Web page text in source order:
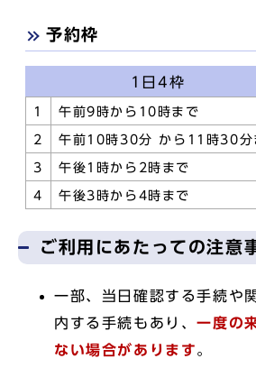
予約枠
1日4枠
1 午前9時から10時まで
2 午前10時30分 から11時30分
3 午後1時から2時まで
4 午後3時から4時まで
ご利用にあたっての注意
一部、当日確認する手続や
内する手続もあり、一度の
ない場合があります。